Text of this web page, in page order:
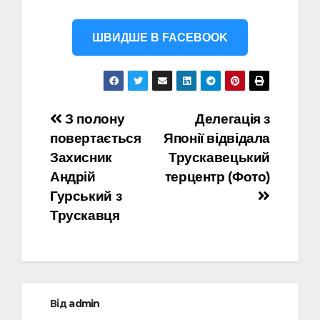
ШВИДШЕ В FACEBOOK
Навігація
записів
Делегація з
Японії відвідала
Трускавецький
терцентр (Фото)
З полону
повертається
Захисник
Андрій
Гурський з
Трускавця
Відadmin